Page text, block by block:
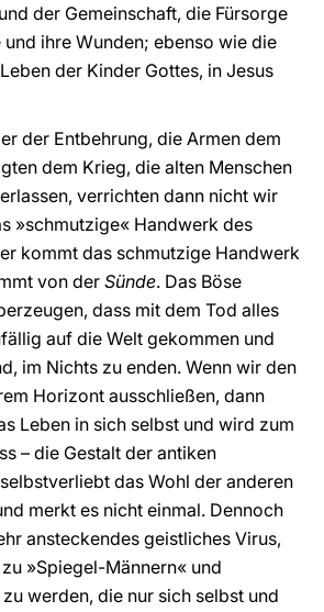
der Gemeinschaft, die Fürsorge
ihre Wunden; ebenso wie die
der Kinder Gottes, in Jesus
der Entbehrung, die Armen dem
dem Krieg, die alten Menschen
verrichten dann nicht wir
»schmutzige« Handwerk des
kommt das schmutzige Handwerk
von der Sünde. Das Böse
dass mit dem Tod alles
auf die Welt gekommen und
im Nichts zu enden. Wenn wir den
Horizont ausschließen, dann
Leben in sich selbst und wird zum
– die Gestalt der antiken
das Wohl der anderen
merkt es nicht einmal. Dennoch
ansteckendes geistliches Virus,
»Spiegel-Männern« und
werden, die nur sich selbst und